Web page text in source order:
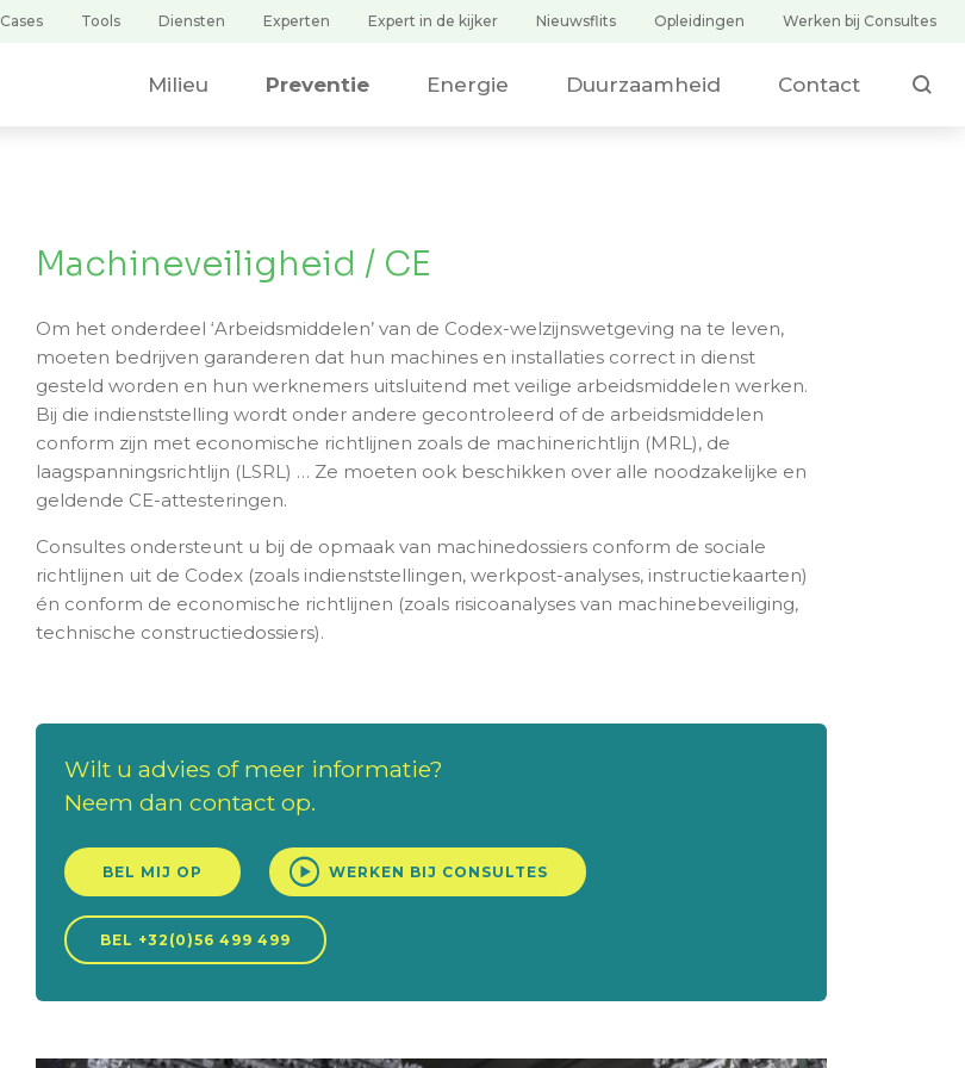
Cases Tools Diensten Experten Expert in de kijker Nieuwsflits Opleidingen Werken bij Consultes
Milieu Preventie Energie Duurzaamheid Contact
Machineveiligheid / CE
Om het onderdeel ‘Arbeidsmiddelen’ van de Codex-welzijnswetgeving na te leven,
moeten bedrijven garanderen dat hun machines en installaties correct in dienst
gesteld worden en hun werknemers uitsluitend met veilige arbeidsmiddelen werken.
Bij die indienststelling wordt onder andere gecontroleerd of de arbeidsmiddelen
conform zijn met economische richtlijnen zoals de machinerichtlijn (MRL), de
laagspanningsrichtlijn (LSRL) … Ze moeten ook beschikken over alle noodzakelijke en
geldende CE-attesteringen.
Consultes ondersteunt u bij de opmaak van machinedossiers conform de sociale
richtlijnen uit de Codex (zoals indienststellingen, werkpost-analyses, instructiekaarten)
én conform de economische richtlijnen (zoals risicoanalyses van machinebeveiliging,
technische constructiedossiers).
Wilt u advies of meer informatie?
Neem dan contact op.
BEL MIJ OP play_circle WERKEN BIJ CONSULTES
BEL +32(0)56 499 499